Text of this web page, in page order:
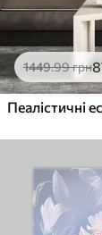
1449.99грн